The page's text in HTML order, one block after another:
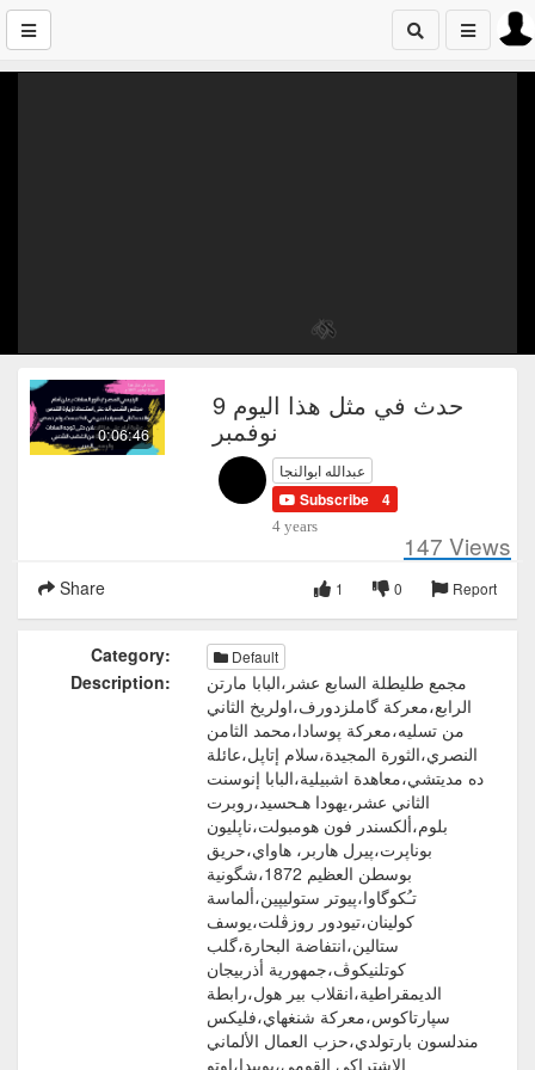
0:06:46
حدث في مثل هذا اليوم 9
نوفمبر
عبدالله ابوالنجا
Subscribe 4
4 years
147 Views
Share Report
0
1
Category: Default
Description:
مجمع طليطلة السابع عشر،البابا مارتن
الرابع،معركة گاملزدورف،اولريخ الثاني
من تسليه،معركة پوسادا،محمد الثامن
النصري،الثورة المجيدة،سلام إتاپل،عائلة
ده مديتشي،معاهدة اشبيلية،البابا إنوسنت
الثاني عشر،يهودا هـحسيد،روبرت
بلوم،ألكسندر فون هومبولت،ناپليون
بوناپرت،پيرل هاربر، هاواي،حريق
بوسطن العظيم 1872،شگونية
تـُكوگاوا،پيوتر ستوليپين،ألماسة
كولينان،تيودور روزڤلت،يوسف
ستالين،انتفاضة البحارة،گلب
كوتلنيكوڤ،جمهورية أذربيجان
الديمقراطية،انقلاب بير هول،رابطة
سپارتاكوس،معركة شنغهاي،فليكس
مندلسون بارتولدي،حزب العمال الألماني
الاشتراكي القومي،بوبيدا،اوتو